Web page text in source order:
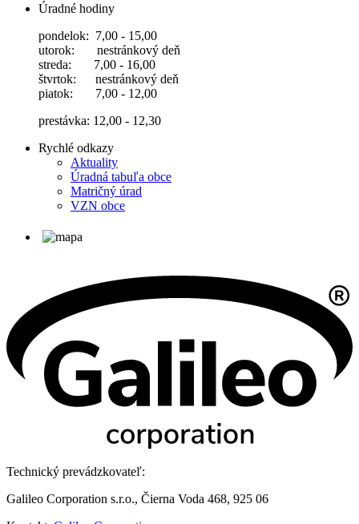
Úradné hodiny
pondelok: 7,00 - 15,00
utorok: nestránkový deň
streda: 7,00 - 16,00
štvrtok: nestránkový deň
piatok: 7,00 - 12,00
prestávka: 12,00 - 12,30
Rychlé odkazy
Aktuality
Úradná tabuľa obce
Matričný úrad
VZN obce
Technický prevádzkovateľ:
Galileo Corporation s.r.o., Čierna Voda 468, 925 06